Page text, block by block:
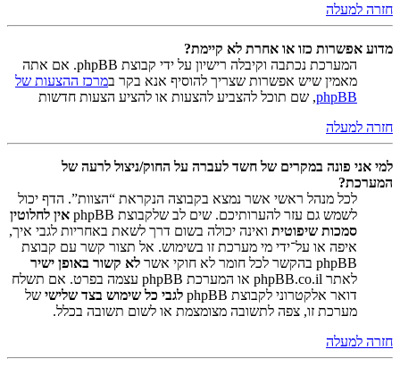
חזרה למעלה
מדוע אפשרות כזו או אחרת לא קיימת?
המערכת נכתבה וקיבלה רישיון על ידי קבוצת phpBB. אם אתה
מאמין שיש אפשרות שצריך להוסיף אנא בקר במרכז ההצעות של
phpBB, שם תוכל להצביע להצעות או להציע הצעות חדשות
חזרה למעלה
למי אני פונה במקרים של חשד לעברה על החוק/ניצול לרעה של
המערכת?
לכל מנהל ראשי אשר נמצא בקבוצה הנקראת “הצוות”. הדף יכול
לשמש גם עזר להערותיכם. שים לב שלקבוצת phpBB
אין לחלוטין
סמכות שיפוטית ואינה יכולה בשום דרך לשאת באחריות לגבי איך,
איפה או על־ידי מי מערכת זו בשימוש. אל תצור קשר עם קבוצת
phpBB בהקשר לכל חומר לא חוקי אשר
לא קשור באופן ישיר
לאתר phpBB.co.il או המערכת phpBB עצמה בפרט. אם תשלח
דואר אלקטרוני לקבוצת phpBB
לגבי כל שימוש בצד שלישי של
מערכת זו, צפה לתשובה מצומצמת או לשום תשובה בכלל.
חזרה למעלה